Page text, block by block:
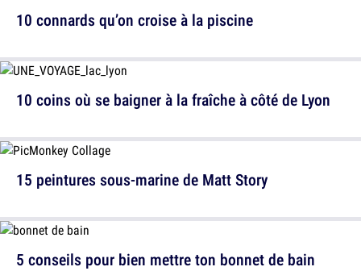
10 connards qu’on croise à la piscine
15 peintures sous-marine de Matt Story
10 coins où se baigner à la fraîche à côté de Lyon
5 conseils pour bien mettre ton bonnet de bain